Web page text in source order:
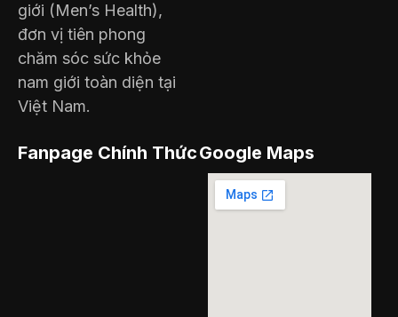
giới (Men’s Health),
đơn vị tiên phong
chăm sóc sức khỏe
nam giới toàn diện tại
Việt Nam.
Fanpage Chính ThứcGoogle Maps